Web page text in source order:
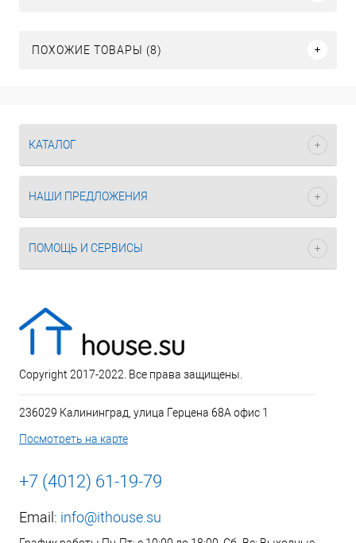
ПОХОЖИЕ ТОВАРЫ (8)
КАТАЛОГ
НАШИ ПРЕДЛОЖЕНИЯ
ПОМОЩЬ И СЕРВИСЫ
Copyright 2017-2022. Все права защищены.
236029 Калининград, улица Герцена 68А офис 1
Посмотреть на карте
+7 (4012) 61-19-79
Email: info@ithouse.su